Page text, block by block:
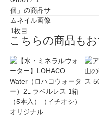
こちらの商品も